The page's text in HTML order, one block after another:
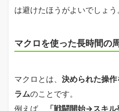
は避けたほうがよいでしょう
マクロを使った長時間の
マクロとは、 決められた操
ラムのことです。
例えば、
「戦闘開始→スキ